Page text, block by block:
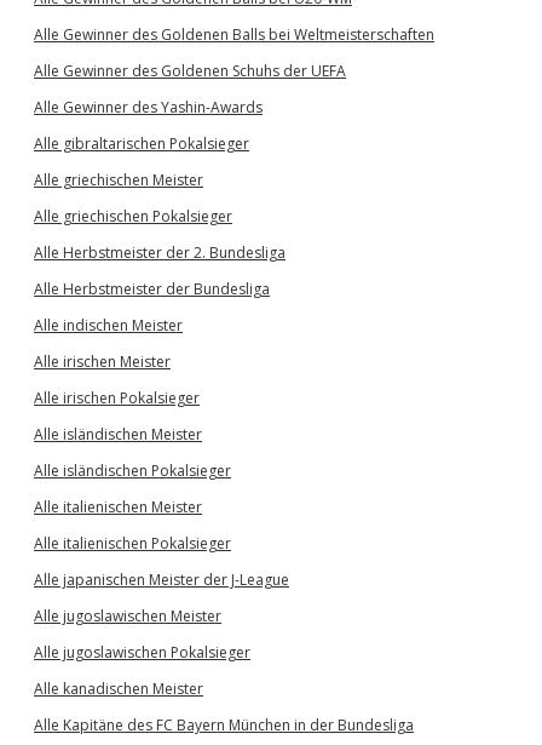
Alle Gewinner des Goldenen Balls bei Weltmeisterschaften
Alle Gewinner des Goldenen Schuhs der UEFA
Alle Gewinner des Yashin-Awards
Alle gibraltarischen Pokalsieger
Alle griechischen Meister
Alle griechischen Pokalsieger
Alle Herbstmeister der 2. Bundesliga
Alle Herbstmeister der Bundesliga
Alle indischen Meister
Alle irischen Meister
Alle irischen Pokalsieger
Alle isländischen Meister
Alle isländischen Pokalsieger
Alle italienischen Meister
Alle italienischen Pokalsieger
Alle japanischen Meister der J-League
Alle jugoslawischen Meister
Alle jugoslawischen Pokalsieger
Alle kanadischen Meister
Alle Kapitäne des FC Bayern München in der Bundesliga